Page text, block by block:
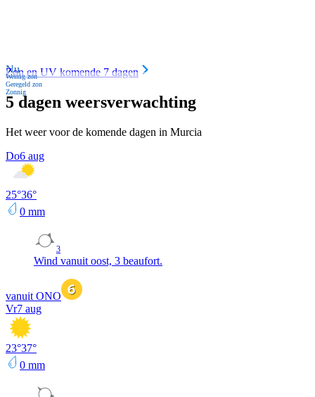
Nu
Weinig zon
Geregeld zon
Zonnig
Zon en UV komende 7 dagen
5 dagen weersverwachting
Het weer voor de komende dagen in Murcia
Do6 aug
25°36°
0 mm
3
Wind vanuit oost, 3 beaufort.
vanuit ONO
Vr7 aug
23°37°
0 mm